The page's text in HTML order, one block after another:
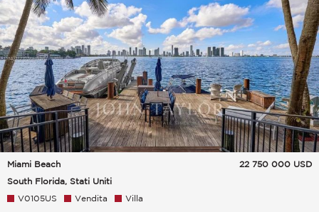
Miami Beach
South Florida, Stati Uniti
22 750 000 USD
V0105US Vendita Villa